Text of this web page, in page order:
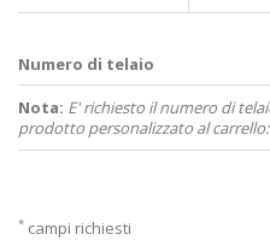
Numero di telaio
Nota: E' richiesto il numero di
prodotto personalizzato al carrello:
* campi richiesti